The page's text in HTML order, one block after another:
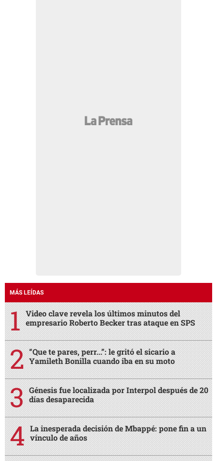
MÁS LEÍDAS
Video clave revela los últimos minutos del
empresario Roberto Becker tras ataque en SPS
“Que te pares, perr...”: le gritó el sicario a
Yamileth Bonilla cuando iba en su moto
Génesis fue localizada por Interpol después de 20
días desaparecida
La inesperada decisión de Mbappé: pone fin a un
vínculo de años